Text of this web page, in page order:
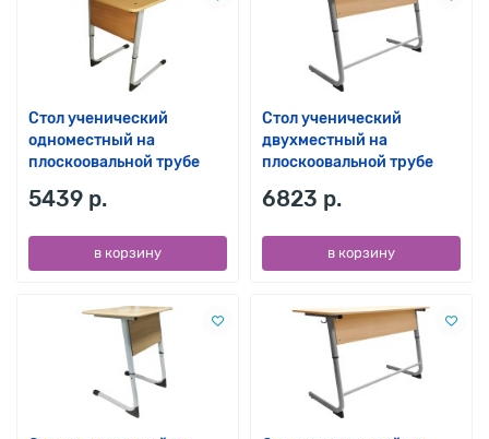
Стол ученический
одноместный на
плоскоовальной трубе
5439 р.
в корзину
Стол ученический
двухместный на
плоскоовальной трубе
6823 р.
в корзину